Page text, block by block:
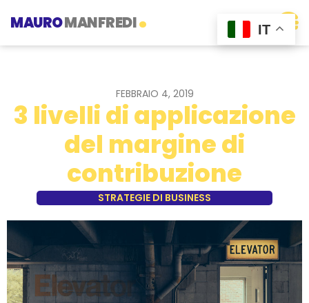
MAUROMANFREDI.
FEBBRAIO 4, 2019
3 livelli di applicazione
del margine di
contribuzione
STRATEGIE DI BUSINESS
IT